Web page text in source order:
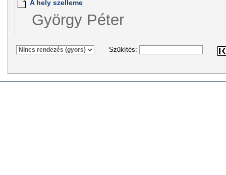
A hely szelleme
György Péter
Szűkítés: